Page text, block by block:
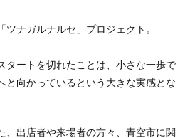
ナガルナルセ」プロジェクト。
タートを切れたことは、小さな一歩で
と向かっているという大きな実感とな
、出店者や来場者の方々、青空市に関